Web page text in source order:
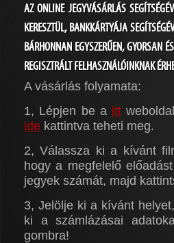
AZ ONLINE JEGYVÁSÁRLÁS
KERESZTÜL, BANKKÁRTYÁJA
BÁRHONNAN EGYSZERŰEN, GYORSAN
REGISZTRÁLT FELHASZNÁLÓINKNAK
A vásárlás folyamata:
1, Lépjen be a itt
ide kattintva teheti meg.
2, Válassza ki a kívánt
hogy a megfelelő
jegyek számát, majd
3, Jelölje ki a kívánt
ki a számlázásai
gombra!